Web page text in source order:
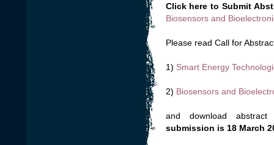
Click here to Submit
Biosensors and
Please read Call for
1) Smart Energy
2) Biosensors and
and download
submission is 18 March